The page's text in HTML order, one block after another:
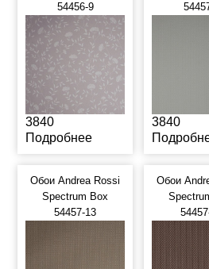
54456-9
3840
Подробнее
3840
Обои Andrea Rossi
Spectrum Box
54457-13
Обои